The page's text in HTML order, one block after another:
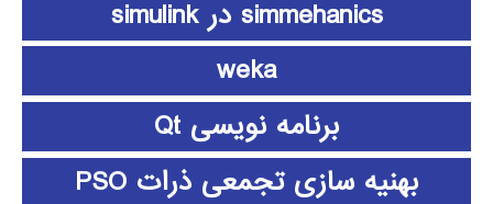
simmehanics در simulink
weka
برنامه نویسی Qt
بهنیه سازی تجمعی ذرات PSO